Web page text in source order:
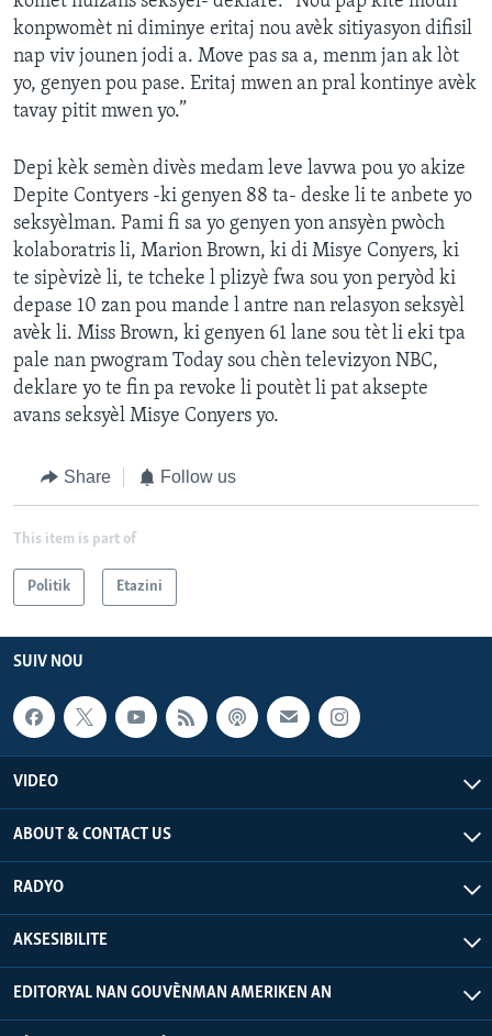
konpwomèt ni diminye eritaj nou avèk sitiyasyon difisil
nap viv jounen jodi a. Move pas sa a, menm jan ak lòt
yo, genyen pou pase. Eritaj mwen an pral kontinye avèk
tavay pitit mwen yo.”
Depi kèk semèn divès medam leve lavwa pou yo akize
Depite Contyers -ki genyen 88 ta- deske li te anbete yo
seksyèlman. Pami fi sa yo genyen yon ansyèn pwòch
kolaboratris li, Marion Brown, ki di Misye Conyers, ki
te sipèvizè li, te tcheke l plizyè fwa sou yon peryòd ki
depase 10 zan pou mande l antre nan relasyon seksyèl
avèk li. Miss Brown, ki genyen 61 lane sou tèt li eki tpa
pale nan pwogram Today sou chèn televizyon NBC,
deklare yo te fin pa revoke li poutèt li pat aksepte
avans seksyèl Misye Conyers yo.
Share Follow us
This item is part of
Politik Etazini
SUIV NOU
VIDEO
ABOUT & CONTACT US
RADYO
AKSESIBILITE
EDITORYAL NAN GOUVÈNMAN AMERIKEN AN